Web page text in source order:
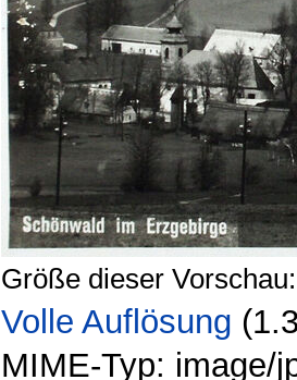
Größe dieser
Volle Auflösung
MIME-Typ: image/